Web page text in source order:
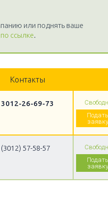
или поднять ваше
по ссылке.
Контакты
3012-26-69-73
Подать
заявку
(3012) 57-58-57
Подать
заявку